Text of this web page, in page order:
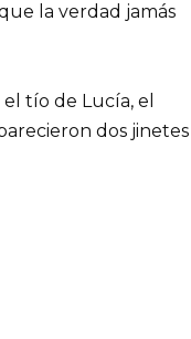
la verdad jamás
tío de Lucía, el
dos jinetes